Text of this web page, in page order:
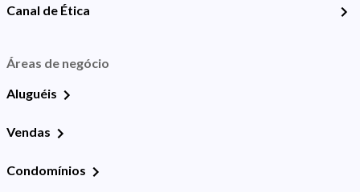
Canal de Ética
Áreas de negócio
Aluguéis
Vendas
Condomínios